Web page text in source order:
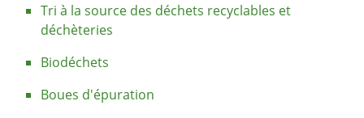
Tri à la source des déchets recyclables et
déchèteries
Biodéchets
Boues d'épuration